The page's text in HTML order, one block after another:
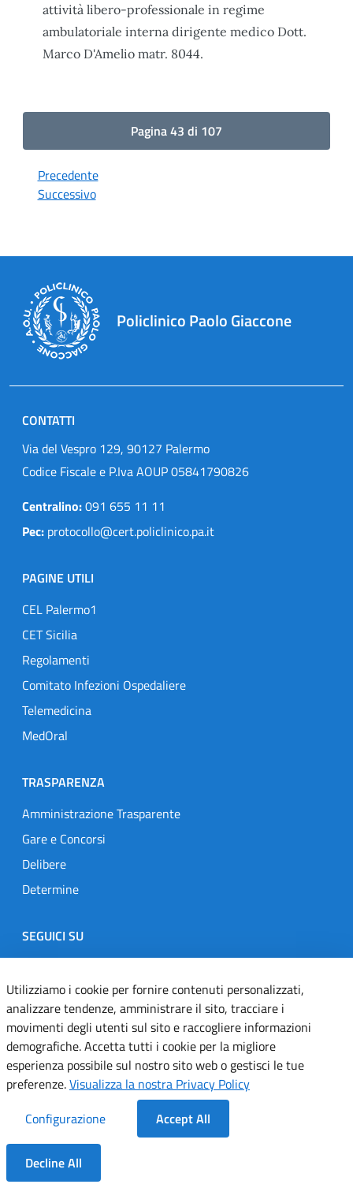
Dentro la Sezione
attività libero-professionale in regime
ambulatoriale interna dirigente medico Dott.
Marco D'Amelio matr. 8044.
Pagina 43 di 107
Precedente
Successivo
Policlinico Paolo Giaccone
CONTATTI
Via del Vespro 129, 90127 Palermo
Codice Fiscale e P.Iva AOUP 05841790826
Centralino:091 655 11 11
Pec: protocollo@cert.policlinico.pa.it
PAGINE UTILI
CEL Palermo1
CET Sicilia
Regolamenti
Comitato Infezioni Ospedaliere
Telemedicina
MedOral
TRASPARENZA
Amministrazione Trasparente
Gare e Concorsi
Delibere
Determine
SEGUICI SU
Designers Italia
TwitterInstagramYoutubeLinkedin
Dichiarazione di accessibilità
Informativa cookie
Note legali
Servizi Applicativi
Utilizziamo i cookie per fornire contenuti personalizzati,
analizzare tendenze, amministrare il sito, tracciare i
movimenti degli utenti sul sito e raccogliere informazioni
demografiche. Accetta tutti i cookie per la migliore
esperienza possibile sul nostro sito web o gestisci le tue
preferenze.Visualizza la nostra Privacy Policy
Configurazione
Accept All
Decline All